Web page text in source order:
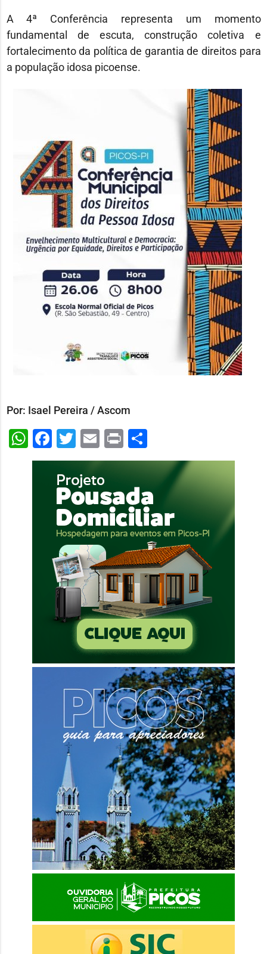
A 4ª Conferência representa um momento
fundamental de escuta, construção coletiva e
fortalecimento da política de garantia de direitos para
a população idosa picoense.
Por: Isael Pereira / Ascom
WhatsApp
Facebook
Twitter
Email
PrintShare